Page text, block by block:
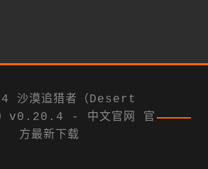
沙漠追猎者（Desert
v0.20.4 - 中文官网 官
方最新下载